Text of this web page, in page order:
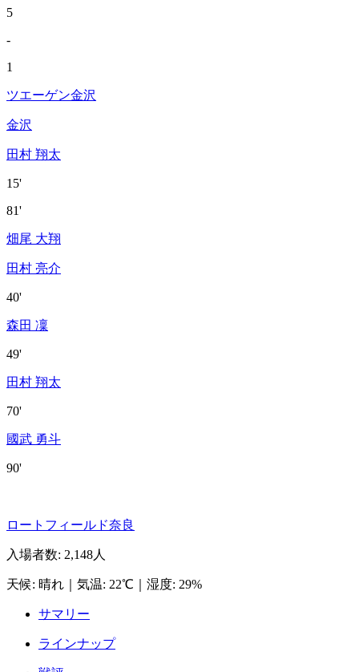
5
-
1
ツエーゲン金沢
金沢
田村 翔太
15'
81'
畑尾 大翔
田村 亮介
40'
森田 凜
49'
田村 翔太
70'
國武 勇斗
90'
ロートフィールド奈良
入場者数: 2,148人
天候: 晴れ 気温: 22℃ 湿度: 29%
サマリー
ラインナップ